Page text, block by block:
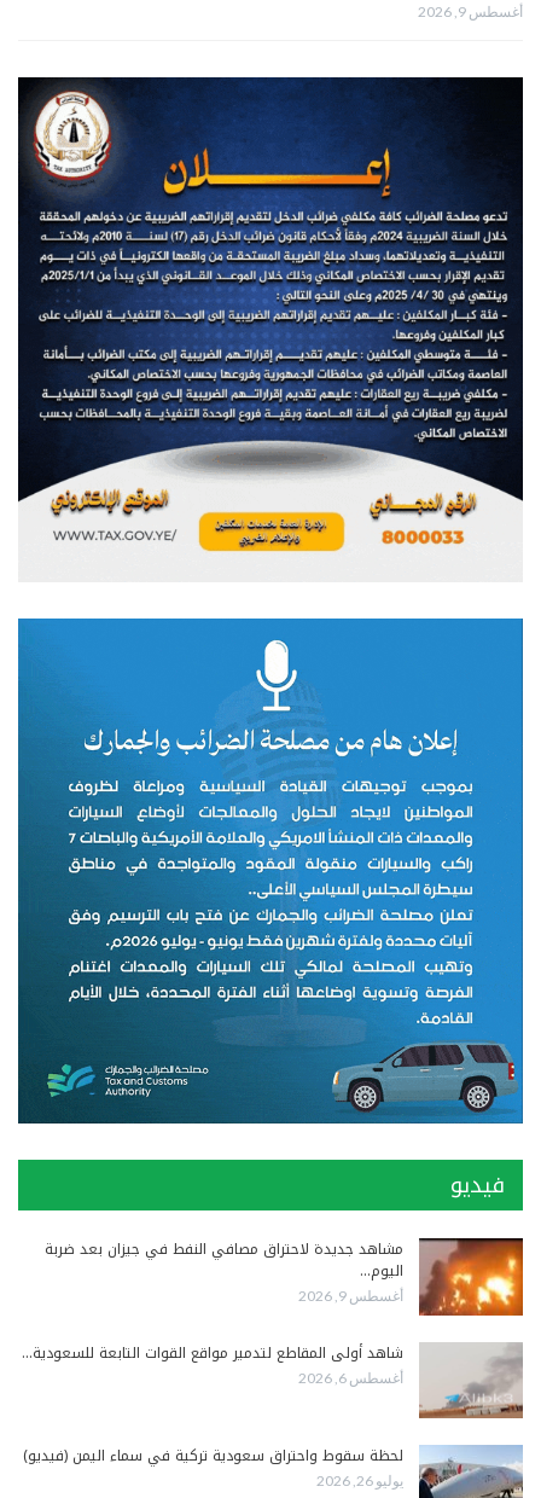
أغسطس 9, 2026
فيديو
مشاهد جديدة لاحتراق مصافي النفط في جيزان بعد ضربة
اليوم…
أغسطس 9, 2026
شاهد أولى المقاطع لتدمير مواقع القوات التابعة للسعودية…
أغسطس 6, 2026
لحظة سقوط واحتراق سعودية تركية في سماء اليمن (فيديو)
يوليو 26, 2026